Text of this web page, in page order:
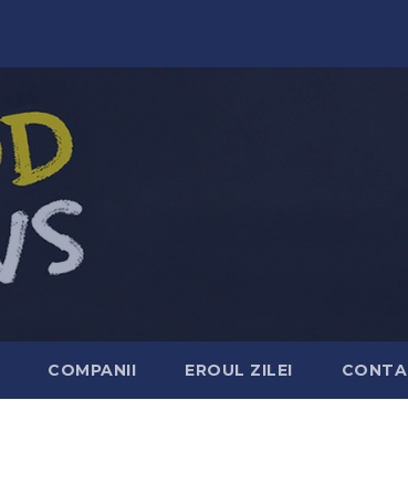
COMPANII EROUL ZILEI